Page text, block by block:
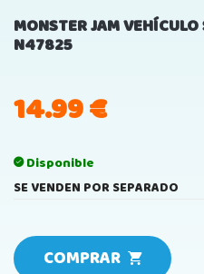
MONSTER JAM
N47825
14.99€
Disponible
SE VENDEN POR SEPARADO
COMPRAR